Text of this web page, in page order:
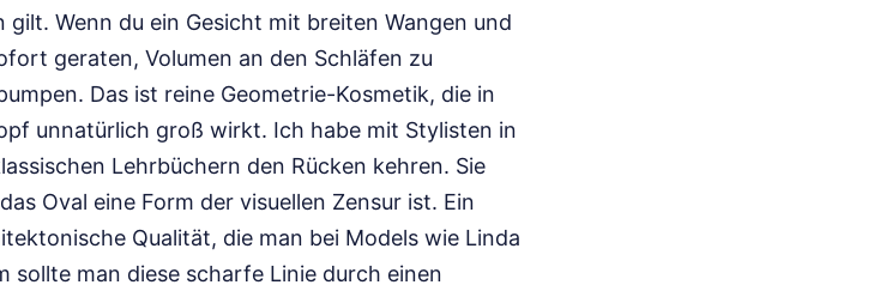
Wenn du ein Gesicht mit breiten Wangen und
geraten, Volumen an den Schläfen zu
Das ist reine Geometrie-Kosmetik, die in
unnatürlich groß wirkt. Ich habe mit Stylisten in
Lehrbüchern den Rücken kehren. Sie
Oval eine Form der visuellen Zensur ist. Ein
Qualität, die man bei Models wie Linda
sollte man diese scharfe Linie durch einen